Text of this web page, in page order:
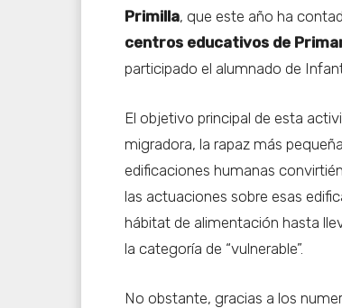
Primilla, que este año ha
centros educativos de
participado el alumnado de
El objetivo principal de esta
migradora, la rapaz más
edificaciones humanas
las actuaciones sobre esas
hábitat de alimentación hasta
la categoría de “vulnerable”.
No obstante, gracias a los